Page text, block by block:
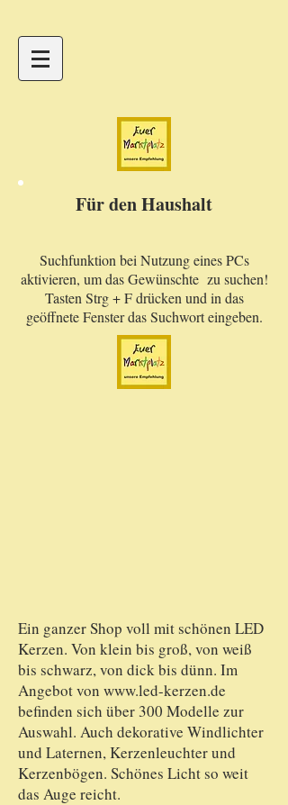
Für den Haushalt
Suchfunktion bei Nutzung eines PCs
aktivieren, um das Gewünschte zu suchen!
Tasten Strg + F drücken und in das
geöffnete Fenster das Suchwort eingeben.
Ein ganzer Shop voll mit schönen LED
Kerzen. Von klein bis groß, von weiß
bis schwarz, von dick bis dünn. Im
Angebot von www.led-kerzen.de
befinden sich über 300 Modelle zur
Auswahl. Auch dekorative Windlichter
und Laternen, Kerzenleuchter und
Kerzenbögen. Schönes Licht so weit
das Auge reicht.